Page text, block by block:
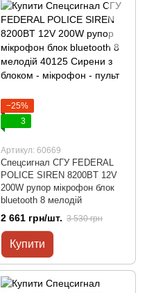
−25%
3
Артикул: 60669
Спецсигнал СГУ FEDERAL
POLICE SIREN 8200BT 12V
200W рупор мікрофон блок
bluetooth 8 мелодій
2 661 грн/шт. 3 530 грн
Купити